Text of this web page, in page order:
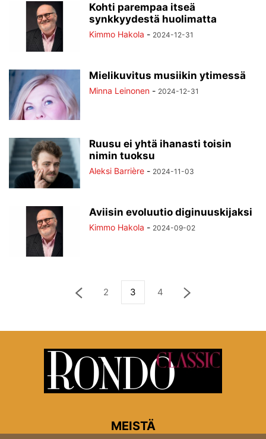
Kohti parempaa itseä
synkkyydestä huolimatta
Kimmo Hakola - 2024-12-31
Mielikuvitus musiikin ytimessä
Minna Leinonen - 2024-12-31
Ruusu ei yhtä ihanasti toisin
nimin tuoksu
Aleksi Barrière - 2024-11-03
Aviisin evoluutio diginuuskijaksi
Kimmo Hakola - 2024-09-02
2 3 4
MEISTÄ